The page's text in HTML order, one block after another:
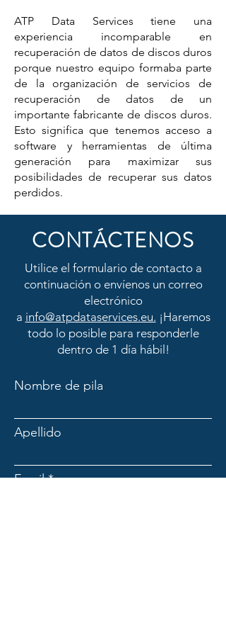
ATP Data Services tiene una
experiencia incomparable en
recuperación de datos de discos duros
porque nuestro equipo formaba parte
de la organización de servicios de
recuperación de datos de un
importante fabricante de discos duros.
Esto significa que tenemos acceso a
software y herramientas de última
generación para maximizar sus
posibilidades de recuperar sus datos
perdidos.
CONTÁCTENOS
Utilice el formulario de contacto a
continuación o envíenos un correo
electrónico
a info@atpdataservices.eu. ¡Haremos
todo lo posible para responderle
dentro de 1 día hábil!
Nombre de pila
Apellido
Email